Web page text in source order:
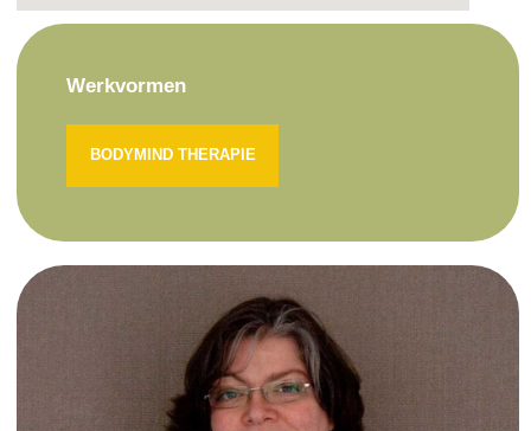
Werkvormen
BODYMIND THERAPIE